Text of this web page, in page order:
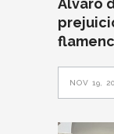
Álvaro
NOV 19,